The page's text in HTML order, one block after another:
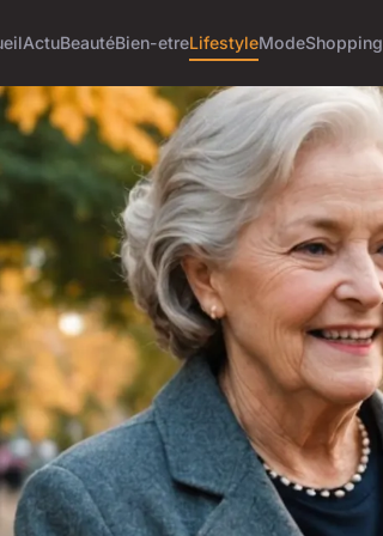
ActuBeautéBien-etreLifestyleModeShopping